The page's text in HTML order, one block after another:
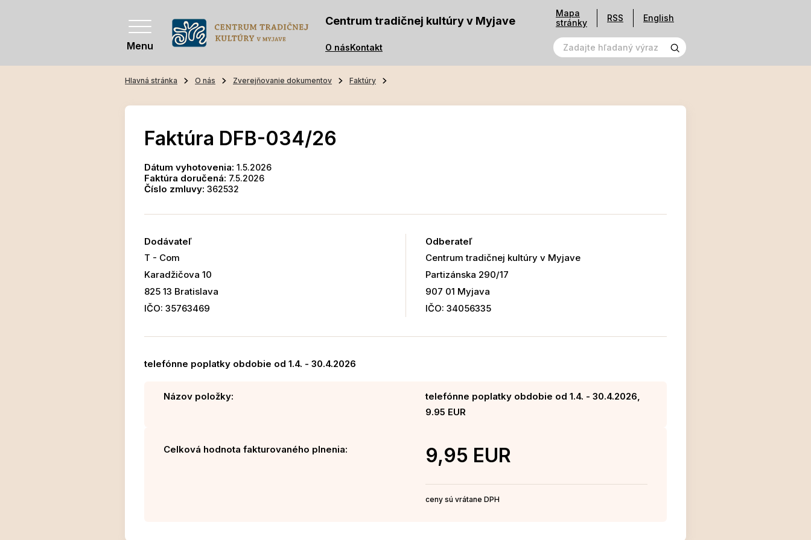
Menu
Centrum tradičnej kultúry v Myjave
O násKontakt
Mapa
stránky
RSS English
Hlavná stránka O nás Zverejňovanie dokumentov Faktúry
Faktúra DFB-034/26
Dátum vyhotovenia: 1.5.2026
Faktúra doručená: 7.5.2026
Číslo zmluvy: 362532
Dodávateľ
T - Com
Karadžičova 10
825 13 Bratislava
IČO: 35763469
Odberateľ
Centrum tradičnej kultúry v Myjave
Partizánska 290/17
907 01 Myjava
IČO: 34056335
telefónne poplatky obdobie od 1.4. - 30.4.2026
Názov položky:
telefónne poplatky obdobie od 1.4. - 30.4.2026,
9.95 EUR
Celková hodnota fakturovaného plnenia: 9,95 EUR
ceny sú vrátane DPH